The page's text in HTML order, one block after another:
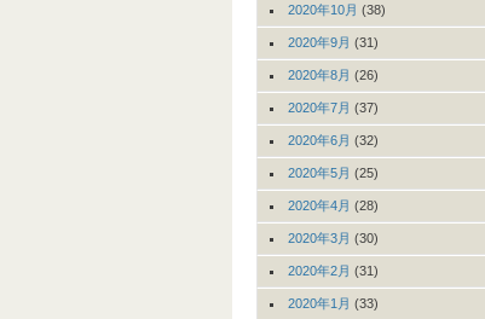
2020年10月 (38)
2020年9月 (31)
2020年8月 (26)
2020年7月 (37)
2020年6月 (32)
2020年5月 (25)
2020年4月 (28)
2020年3月 (30)
2020年2月 (31)
2020年1月 (33)